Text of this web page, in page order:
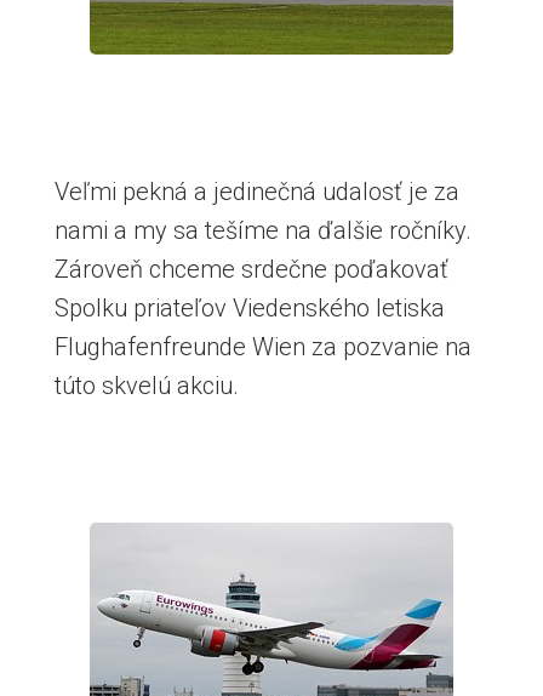
Veľmi pekná a jedinečná udalosť je za
nami a my sa tešíme na ďalšie ročníky.
Zároveň chceme srdečne poďakovať
Spolku priateľov Viedenského letiska
Flughafenfreunde Wien za pozvanie na
túto skvelú akciu.